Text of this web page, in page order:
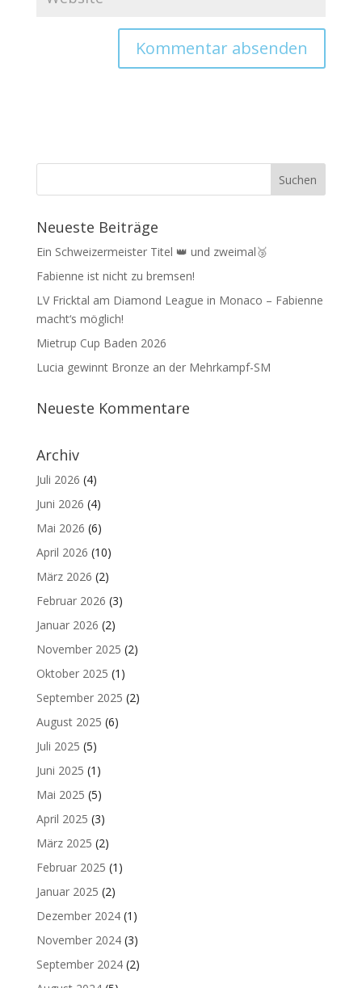
Neueste Beiträge
Ein Schweizermeister Titel 👑 und zweimal🥉
Fabienne ist nicht zu bremsen!
LV Fricktal am Diamond League in Monaco – Fabienne
macht‘s möglich!
Mietrup Cup Baden 2026
Lucia gewinnt Bronze an der Mehrkampf-SM
Neueste Kommentare
Archiv
Juli 2026 (4)
Juni 2026 (4)
Mai 2026 (6)
April 2026 (10)
März 2026 (2)
Februar 2026 (3)
Januar 2026 (2)
November 2025 (2)
Oktober 2025 (1)
September 2025 (2)
August 2025 (6)
Juli 2025 (5)
Juni 2025 (1)
Mai 2025 (5)
April 2025 (3)
März 2025 (2)
Februar 2025 (1)
Januar 2025 (2)
Dezember 2024(1)
November 2024(3)
September 2024(2)